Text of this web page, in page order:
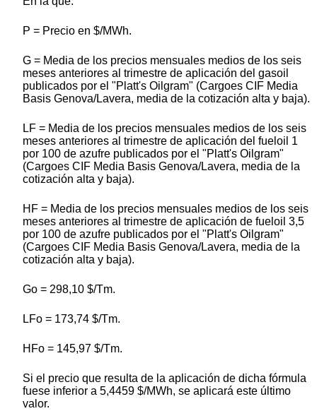
P = Precio en $/MWh.
G = Media de los precios mensuales medios de los seis
meses anteriores al trimestre de aplicación del gasoil
publicados por el "Platt's Oilgram" (Cargoes CIF Media
Basis Genova/Lavera, media de la cotización alta y baja).
LF = Media de los precios mensuales medios de los seis
meses anteriores al trimestre de aplicación del fueloil 1
por 100 de azufre publicados por el "Platt's Oilgram"
(Cargoes CIF Media Basis Genova/Lavera, media de la
cotización alta y baja).
HF = Media de los precios mensuales medios de los seis
meses anteriores al trimestre de aplicación de fueloil 3,5
por 100 de azufre publicados por el "Platt's Oilgram"
(Cargoes CIF Media Basis Genova/Lavera, media de la
cotización alta y baja).
Go = 298,10 $/Tm.
LFo = 173,74 $/Tm.
HFo = 145,97 $/Tm.
Si el precio que resulta de la aplicación de dicha fórmula
fuese inferior a 5,4459 $/MWh, se aplicará este último
valor.